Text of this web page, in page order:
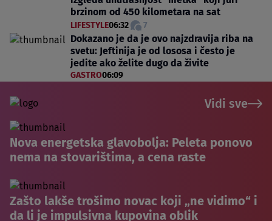
brzinom od 450 kilometara na sat
LIFESTYLE06:32 7
Dokazano je da je ovo najzdravija riba na
svetu: Jeftinija je od lososa i često je
jedite ako želite dugo da živite
GASTRO06:09
Vidi sve
Nova energetska glavobolja: Peleta ponovo
nema na stovarištima, a cena raste
Zašto lakše trošimo novac koji „ne vidimo“ i
da li je impulsivna kupovina oblik